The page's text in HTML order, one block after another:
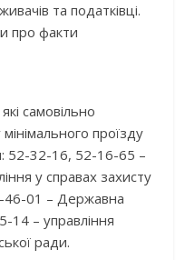
та податківці.
про факти
самовільно
проїзду
52-32-16, 52-16-65 –
у справах захисту
46-01 – Державна
14 – управління
ради.